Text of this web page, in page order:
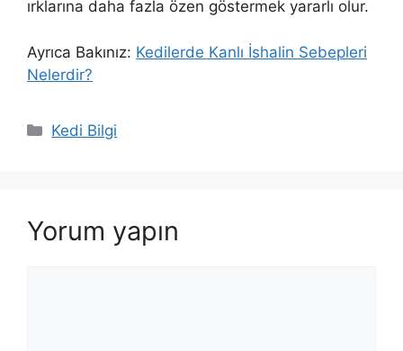
ırklarına daha fazla özen göstermek yararlı olur.
Ayrıca Bakınız: Kedilerde Kanlı İshalin Sebepleri
Nelerdir?
Kategoriler
Kedi Bilgi
Yorum yapın